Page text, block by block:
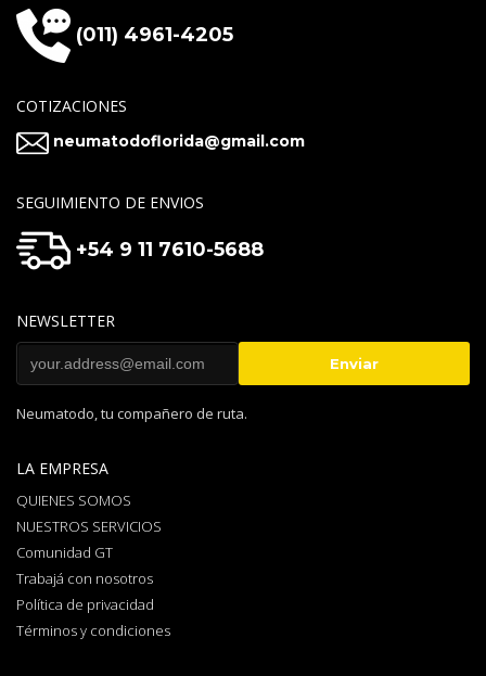
(011) 4961-4205
COTIZACIONES
neumatodoflorida@gmail.com
SEGUIMIENTO DE ENVIOS
+54 9 11 7610-5688
NEWSLETTER
Neumatodo, tu compañero de ruta.
LA EMPRESA
QUIENES SOMOS
NUESTROS SERVICIOS
Comunidad GT
Trabajá con nosotros
Política de privacidad
Términos y condiciones